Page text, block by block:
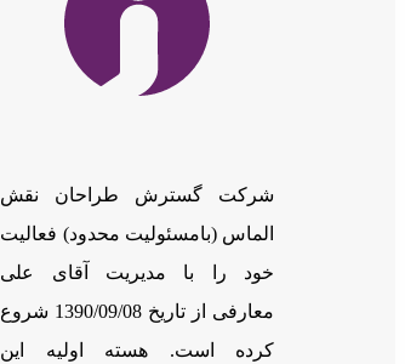
شرکت گسترش طراحان نقش
الماس (بامسئوليت محدود) فعالیت
خود را با مدیریت آقای علی
معارفی از تاریخ 1390/09/08 شروع
کرده است. هسته اولیه این